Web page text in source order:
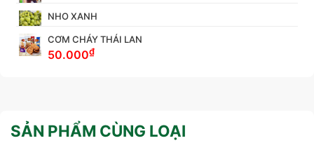
NHO XANH
CƠM CHÁY THÁI LAN
50.000₫
SẢN PHẨM CÙNG LOẠI